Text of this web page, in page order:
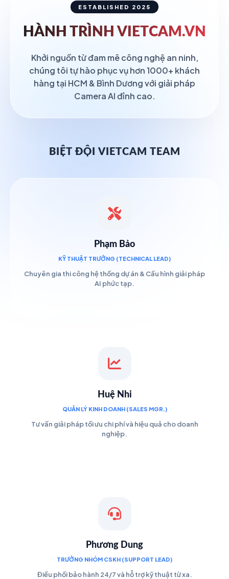
ESTABLISHED 2025
HÀNH TRÌNH VIETCAM.VN
Khởi nguồn từ đam mê công nghệ an ninh,
chúng tôi tự hào phục vụ hơn 1000+ khách
hàng tại HCM & Bình Dương với giải pháp
Camera AI đỉnh cao.
BIỆT ĐỘI VIETCAM TEAM
Phạm Bảo
KỸ THUẬT TRƯỞNG (TECHNICAL LEAD)
Chuyên gia thi công hệ thống dự án & Cấu hình giải pháp
AI phức tạp.
Huệ Nhi
QUẢN LÝ KINH DOANH (SALES MGR.)
Tư vấn giải pháp tối ưu chi phí và hiệu quả cho doanh
nghiệp.
Phương Dung
TRƯỞNG NHÓM CSKH (SUPPORT LEAD)
Điều phối bảo hành 24/7 và hỗ trợ kỹ thuật từ xa.